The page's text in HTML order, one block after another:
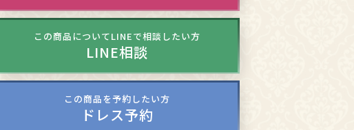
この商品についてLINEで相談したい方
LINE相談
この商品を予約したい方
ドレス予約